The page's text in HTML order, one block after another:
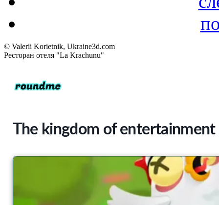
© Valerii Korietnik, Ukraine3d.com
Ресторан отеля "La Krachunu"